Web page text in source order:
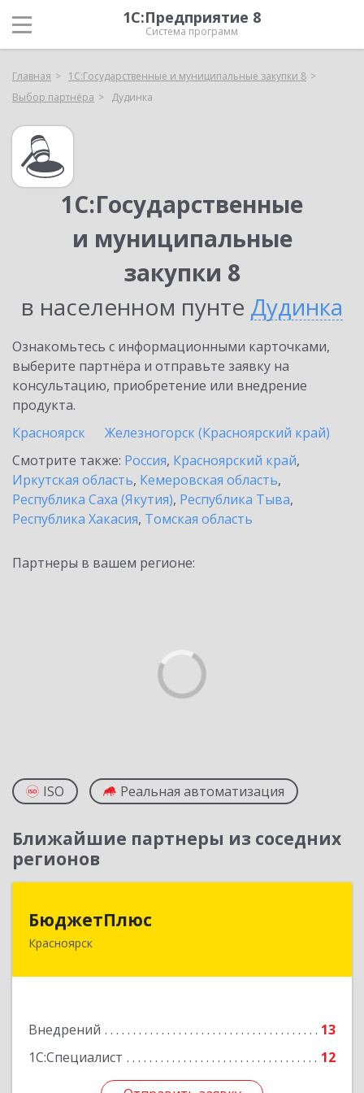
1С:Предприятие 8
Система программ
Главная
1С:Государственные и муниципальные закупки 8
Выбор партнёра
Дудинка
1С:Государственные
и муниципальные
закупки 8
в населенном пунте Дудинка
Ознакомьтесь с информационными карточками,
выберите партнёра и отправьте заявку на
консультацию, приобретение или внедрение
продукта.
Красноярск
Железногорск (Красноярский край)
Смотрите также: Россия, Красноярский край,
Иркутская область, Кемеровская область,
Республика Саха (Якутия), Республика Тыва,
Республика Хакасия, Томская область
Партнеры в вашем регионе:
ISO Реальная автоматизация
Ближайшие партнеры из соседних
регионов
БюджетПлюс
Красноярск
Внедрений
13
1С:Специалист
12
660028, Красноярский край, Красноярск г,